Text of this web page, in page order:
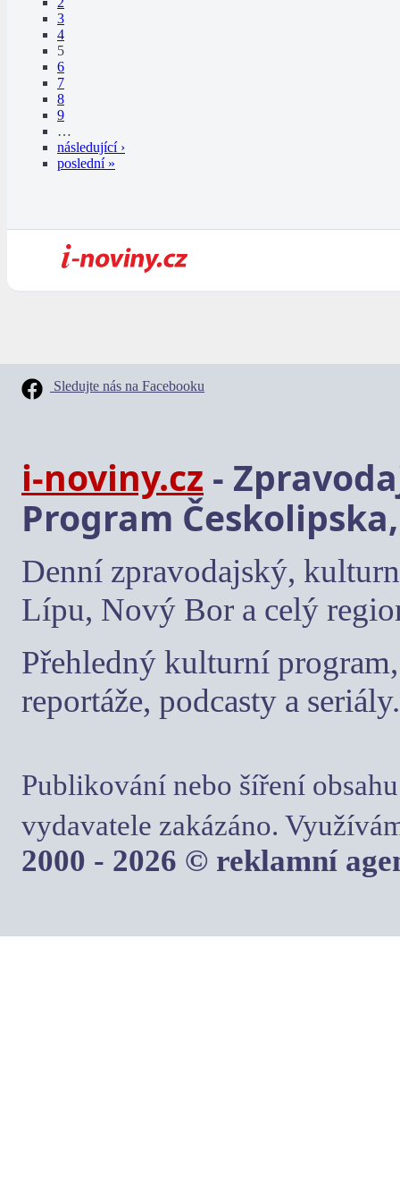
3
4
5
6
7
8
9
…
následující ›
poslední »
Sledujte nás na Facebooku
i-noviny.cz -
Program
Denní zpravodajský,
Lípu, Nový Bor a celý
Přehledný kulturní
reportáže, podcasty a seriály.
Publikování nebo šíření
vydavatele zakázáno.
2000 - 2026 © reklamní